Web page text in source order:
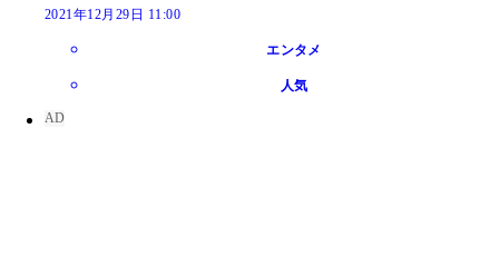
2021年12月29日 11:00
エンタメ
人気